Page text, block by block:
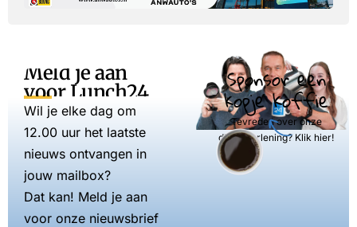
Meld je aan
voor Lunch24
Wil je elke dag om
12.00 uur het laatste
nieuws ontvangen in
jouw mailbox?
Dat kan! Meld je aan
voor onze nieuwsbrief
Sponsor een
kopje koffie
Tevreden over onze
dienstverlening? Klik hier!